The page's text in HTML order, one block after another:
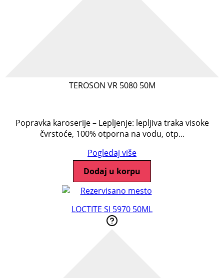
TEROSON VR 5080 50M
Popravka karoserije – Lepljenje: lepljiva traka visoke
čvrstoće, 100% otporna na vodu, otp...
Pogledaj više
Dodaj u korpu
LOCTITE SI 5970 50ML